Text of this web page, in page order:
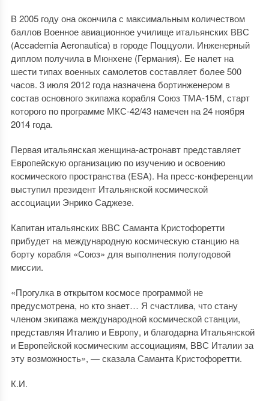
В 2005 году она окончила с максимальным количеством
баллов Военное авиационное училище итальянских ВВС
(Accademia Aeronautica) в городе Поццуоли. Инженерный
диплом получила в Мюнхене (Германия). Ее налет на
шести типах военных самолетов составляет более 500
часов. 3 июля 2012 года назначена бортинженером в
состав основного экипажа корабля Союз ТМА-15М, старт
которого по программе МКС-42/43 намечен на 24 ноября
2014 года.
Первая итальянская женщина-астронавт представляет
Европейскую организацию по изучению и освоению
космического пространства (ESA). На пресс-конференции
выступил президент Итальянской космической
ассоциации Энрико Саджезе.
Капитан итальянских ВВС Саманта Кристофоретти
прибудет на международную космическую станцию на
борту корабля «Союз» для выполнения полугодовой
миссии.
«Прогулка в открытом космосе программой не
предусмотрена, но кто знает… Я счастлива, что стану
членом экипажа международной космической станции,
представляя Италию и Европу, и благодарна Итальянской
и Европейской космическим ассоциациям, ВВС Италии за
эту возможность», — сказала Саманта Кристофоретти.
К.И.